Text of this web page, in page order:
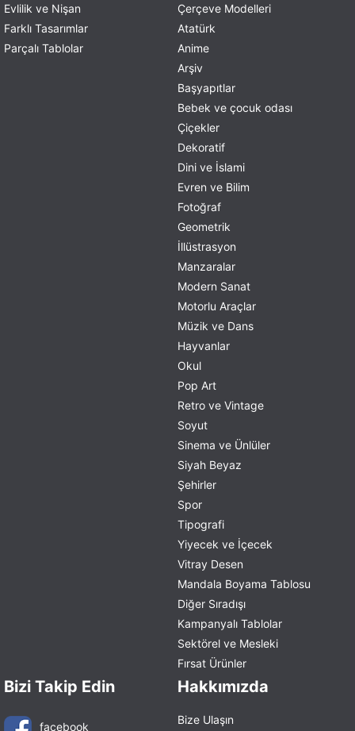
Evlilik ve Nişan
Farklı Tasarımlar
Parçalı Tablolar
Çerçeve Modelleri
Atatürk
Anime
Arşiv
Başyapıtlar
Bebek ve çocuk odası
Çiçekler
Dekoratif
Dini ve İslami
Evren ve Bilim
Fotoğraf
Geometrik
İllüstrasyon
Manzaralar
Modern Sanat
Motorlu Araçlar
Müzik ve Dans
Hayvanlar
Okul
Pop Art
Retro ve Vintage
Soyut
Sinema ve Ünlüler
Siyah Beyaz
Şehirler
Spor
Tipografi
Yiyecek ve İçecek
Vitray Desen
Mandala Boyama Tablosu
Diğer Sıradışı
Kampanyalı Tablolar
Sektörel ve Mesleki
Fırsat Ürünler
Bizi Takip Edin
facebook
Hakkımızda
Bize Ulaşın